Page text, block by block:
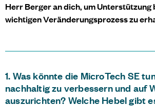
Herr Berger an dich, um Unterstützung
wichtigen Veränderungsprozess zu
1. Was könnte die MicroTech SE
nachhaltig zu verbessern und auf
auszurichten? Welche Hebel gibt